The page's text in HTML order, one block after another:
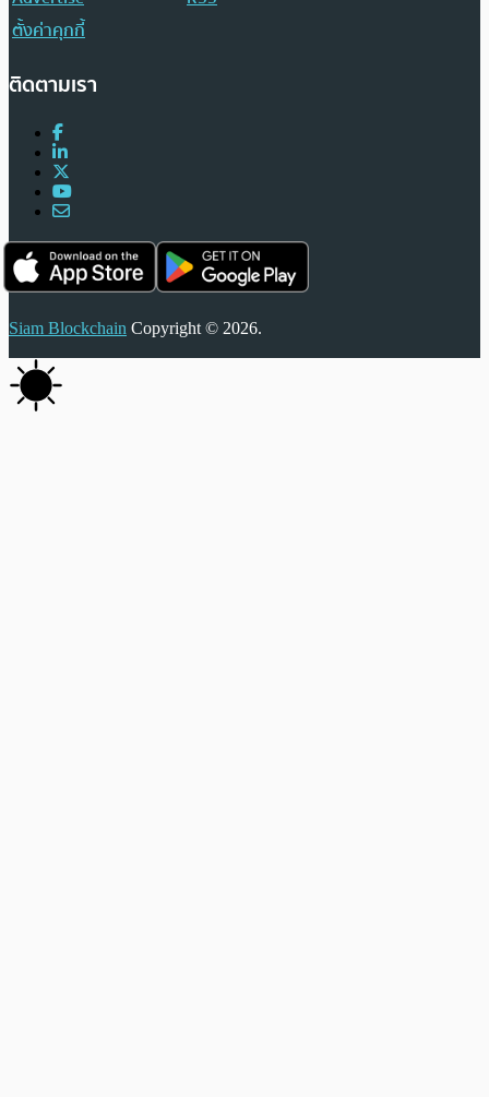
ตั้งค่าคุกกี้
ติดตามเรา
Siam Blockchain Copyright © 2026.